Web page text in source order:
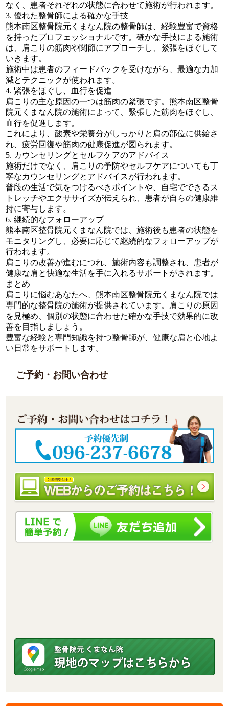
なく、患者それぞれの状態に合わせて施術が行われます。
3. 優れた整骨師による確かな手技
熊本南区整骨院元くまなん院の整骨師は、経験豊富で資格
を持ったプロフェッショナルです。確かな手技による施術
は、肩こりの筋肉や関節にアプローチし、緊張をほぐして
いきます。
施術中は患者のフィードバックを受けながら、最適な力加
減とテクニックが使われます。
4. 緊張をほぐし、血行を促進
肩こりの主な原因の一つは筋肉の緊張です。熊本南区整骨
院元くまなん院の施術によって、緊張した筋肉をほぐし、
血行を促進します。
これにより、酸素や栄養分がしっかりと肩の部位に供給さ
れ、疲労回復や筋肉の健康促進が図られます。
5. カウンセリングとセルフケアのアドバイス
施術だけでなく、肩こりの予防やセルフケアについても丁
寧なカウンセリングとアドバイスが行われます。
普段の生活で気をつけるべきポイントや、自宅でできるス
トレッチやエクササイズが伝えられ、患者が自らの健康維
持に寄与します。
6. 継続的なフォローアップ
熊本南区整骨院元くまなん院では、施術後も患者の状態を
モニタリングし、必要に応じて継続的なフォローアップが
行われます。
肩こりの改善が進むにつれ、施術内容も調整され、患者が
健康な肩と快適な生活を手に入れるサポートがされます。
まとめ
肩こりに悩むあなたへ、熊本南区整骨院元くまなん院では
専門的な整骨院の施術が提供されています。肩こりの原因
を見極め、個別の状態に合わせた確かな手技で効果的に改
善を目指しましょう。
豊富な経験と専門知識を持つ整骨師が、健康な肩と心地よ
い日常をサポートします。
ご予約・お問い合わせ